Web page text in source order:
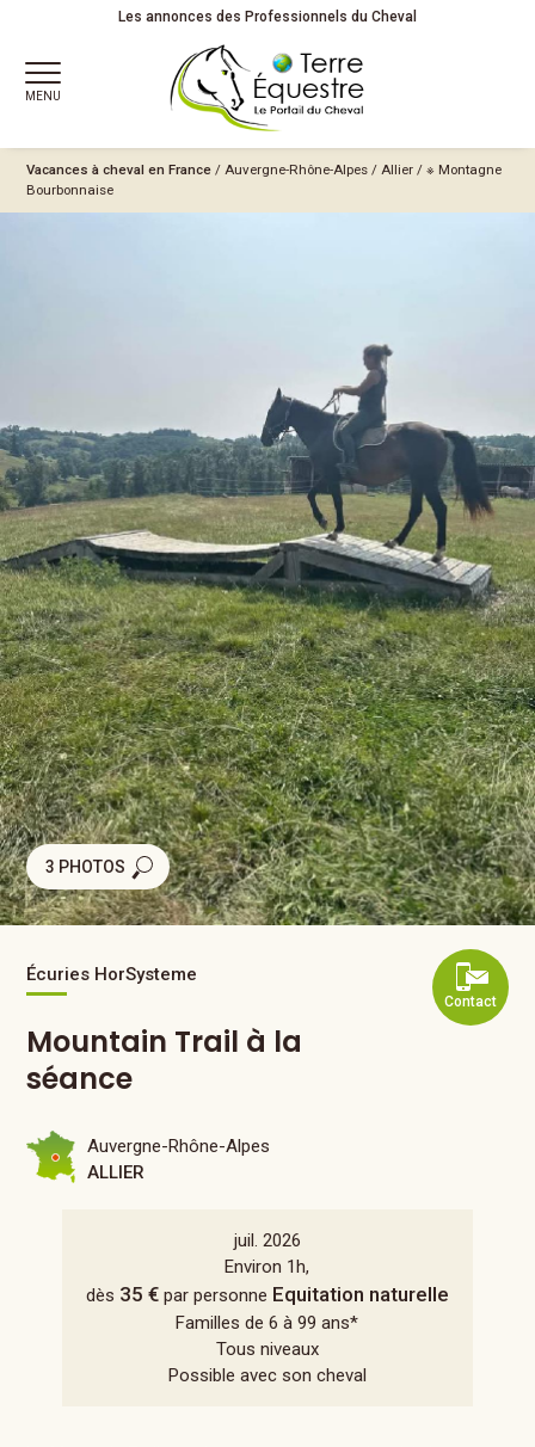
Les annonces des Professionnels du Cheval
MENU
Vacances à cheval en France /Auvergne-Rhône-Alpes /Allier /※ Montagne
Bourbonnaise
3 PHOTOS
Contact
Écuries HorSysteme
Mountain Trail à la
séance
juil. 2026
Environ 1h,
dès 35 €par personne Equitation naturelle
Familles de 6 à 99 ans*
Tous niveaux
Possible avec son cheval
Auvergne-Rhône-Alpes
ALLIER